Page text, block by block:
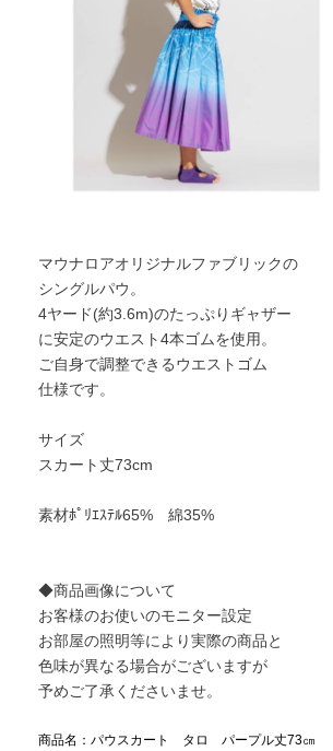
マウナロアオリジナルファブリックの
シングルパウ。
4ヤード(約3.6m)のたっぷりギャザー
に安定のウエスト4本ゴムを使用。
ご自身で調整できるウエストゴム
仕様です。
サイズ
スカート丈73cm
素材ﾎﾟﾘｴｽﾃﾙ65% 綿35%
◆商品画像について
お客様のお使いのモニター設定
お部屋の照明等により実際の商品と
色味が異なる場合がございますが
予めご了承くださいませ。
商品名：パウスカート タロ パープル丈73㎝